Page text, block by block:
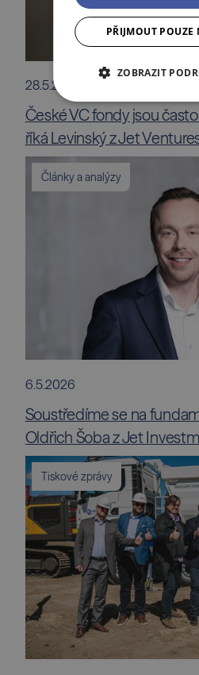
28.5.2026
České VC fondy jsou
říká Levinský z Jet
Články a analýzy
6.5.2026
Soustředíme se na
Oldřich Šoba z Jet
Tiskové zprávy
PŘIJMOUT POUZE
ZOBRAZIT